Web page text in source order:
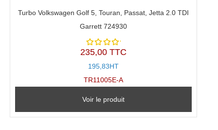
Turbo Volkswagen Golf 5, Touran, Passat, Jetta 2.0 TDI
Garrett 724930
Note
5
235,00 TTC
195,83HT
TR11005E-A
Voir le produit